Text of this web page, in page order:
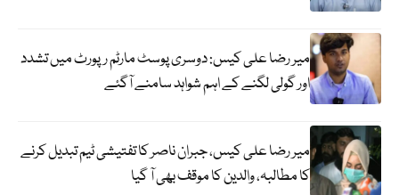
میر رضا علی کیس: دوسری پوسٹ مارٹم رپورٹ میں تشدد
اور گولی لگنے کے اہم شواہد سامنے آگئے
میر رضا علی کیس، جبران ناصر کا تفتیشی ٹیم تبدیل کرنے
کا مطالبہ، والدین کا موقف بھی آ گیا